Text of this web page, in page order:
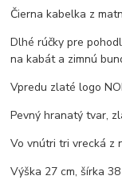
Čierna kabelka z
Dlhé rúčky pre
na kabát a zimnú
Vpredu zlaté logo
Pevný hranatý tvar,
Vo vnútri tri vrecká z
Výška 27 cm, šírka